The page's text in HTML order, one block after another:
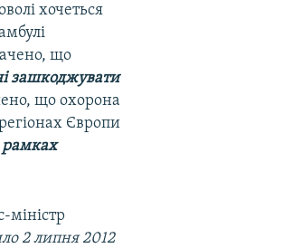
хочеться
що
зашкоджувати
що охорона
Європи
рамках
міністр
2 липня 2012